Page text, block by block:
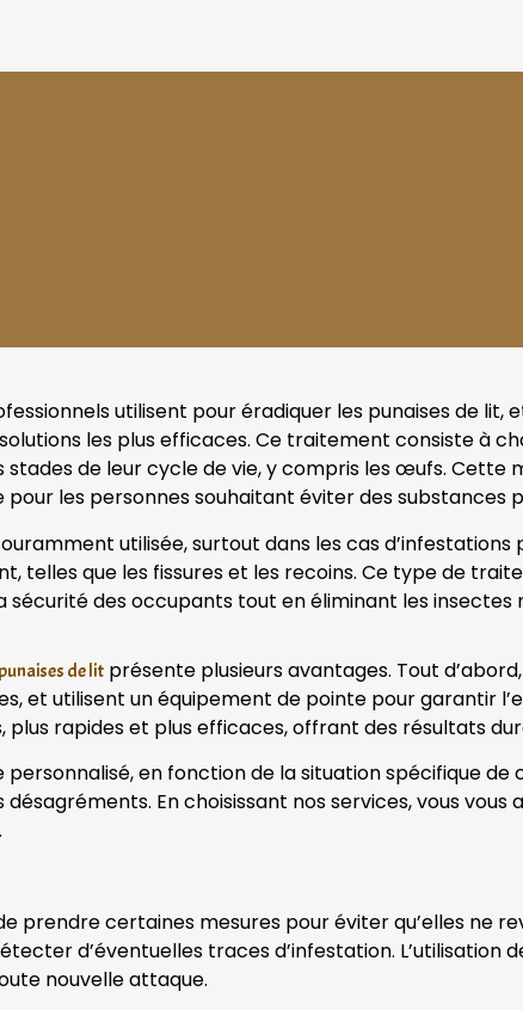
utilisent pour éradiquer les punaises de lit,
solutions les plus efficaces. Ce traitement consiste à
de leur cycle de vie, y compris les œufs.
pour les personnes souhaitant éviter des substances
utilisée, surtout dans les cas d’infestations
telles que les fissures et les recoins. Ce type de
des occupants tout en éliminant les insectes
de lit présente plusieurs avantages. Tout
et utilisent un équipement de pointe pour garantir
plus rapides et plus efficaces, offrant des résultats
en fonction de la situation spécifique de
En choisissant nos services, vous vous
prendre certaines mesures pour éviter qu’elles ne
d’éventuelles traces d’infestation. L’utilisation
nouvelle attaque.